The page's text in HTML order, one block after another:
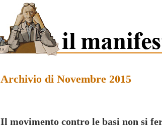
Archivio di Novembre 2015
Il movimento contro le basi non si